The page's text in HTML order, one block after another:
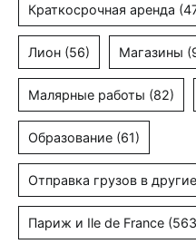
Краткосрочная аренда
Лион (56) Магазины
Малярные работы (82)
Образование (61)
Отправка грузов в
Париж и Ile de France